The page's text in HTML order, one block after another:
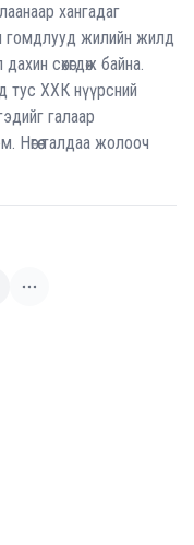
хангадаг
гомдлууд жилийн жилд
сөхөгдөж байна.
тус ХХК нүүрсний
галаар
талдаа жолооч